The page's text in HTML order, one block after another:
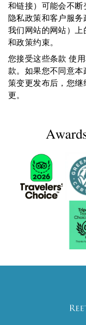
和链接）可能会不
隐私政策和客户服
我们网站的网站）
和政策约束。
您接受这些条款 使
款。如果您不同意
策变更发布后，您
更。